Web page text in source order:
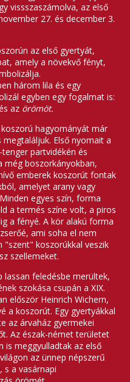
vissszaszámolva, az első
27. és december 3.
az első gyertyát,
amely a növekvő fényt,
három lila és egy
egyben egy fogalmat is:
az örömöt.
hagyományát már
Első nyomait a
partvidékén és
még boszorkányokban,
emberek koszorút fontak
amelyet arany vagy
egyes szín, forma
a termés színe volt, a piros
a fényé. A kör alakú forma
ami soha el nem
"szent" koszorúkkal veszik
szellemeket.
lassan feledésbe merültek,
szokása csupán a XIX.
először Heinrich Wichern,
a koszorút. Egy gyertyákkal
az árvaház gyermekei
Az észak-német területet
is meggyulladtak az első
az ünnep népszerű
s a vasárnapi